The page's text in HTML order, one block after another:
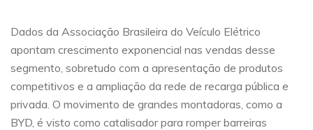
Dados da Associação Brasileira do Veículo Elétrico
apontam crescimento exponencial nas vendas desse
segmento, sobretudo com a apresentação de produtos
competitivos e a ampliação da rede de recarga pública e
privada. O movimento de grandes montadoras, como a
BYD, é visto como catalisador para romper barreiras